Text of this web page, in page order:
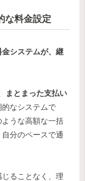
な料金設定
システムが、継
まとまった支払い
的なシステムで
うな高額な一括
分のペースで通
ることなく、理